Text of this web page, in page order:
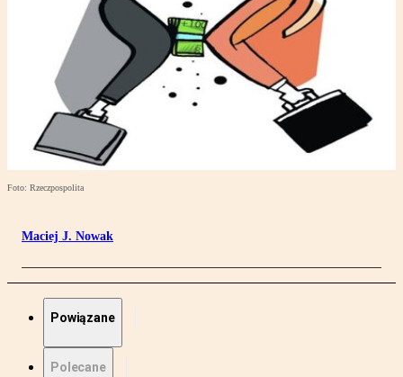
Foto: Rzeczpospolita
Maciej J. Nowak
Powiązane
Polecane